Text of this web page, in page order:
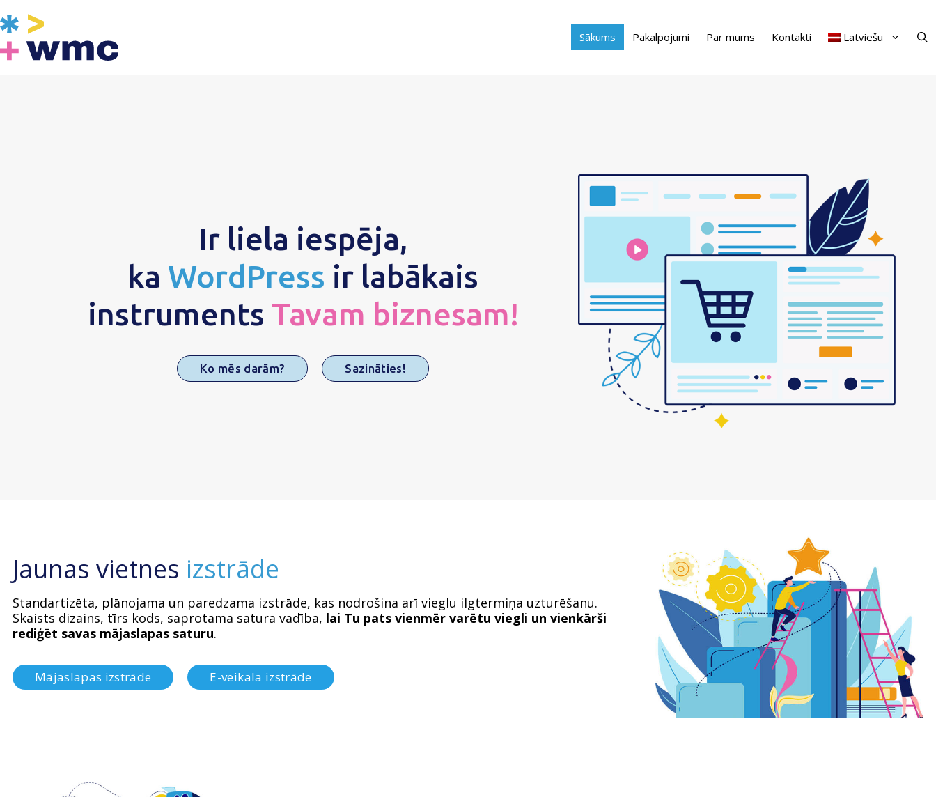
to
content
Sākums Pakalpojumi Par mums Kontakti Latviešu
Ir liela iespēja,
ka WordPress ir labākais
instruments Tavam biznesam!
Ko mēs darām? Sazināties!
Jaunas vietnes izstrāde
Standartizēta, plānojama un paredzama izstrāde, kas nodrošina arī vieglu ilgtermiņa uzturēšanu.
Skaists dizains, tīrs kods, saprotama satura vadība, lai Tu pats vienmēr varētu viegli un vienkārši
rediģēt savas mājaslapas saturu.
Mājaslapas izstrāde E-veikala izstrāde